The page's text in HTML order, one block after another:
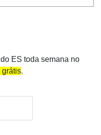
ES toda semana no
grátis.